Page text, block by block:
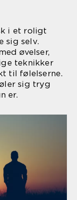
i et roligt
sig selv.
øvelser,
teknikker
til følelserne.
sig tryg
er.